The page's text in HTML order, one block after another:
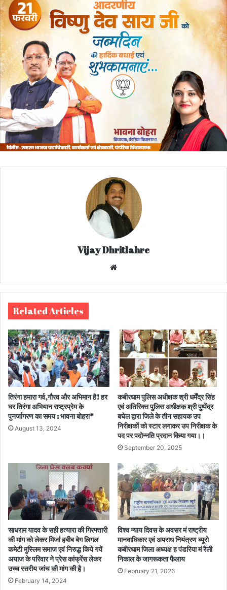
Vijay Dhritlahre
te
Related Articles
तिरंगा हमारा गर्व,गौरव और अभिमान है! हर
घर तिरंगा अभियान राष्ट्रप्रेम के
पुनर्जागरण का समय : भावना बोहरा*
August 13, 2024
कबीरधाम पुलिस अधीक्षक श्री धर्मेंद्र सिंह
एवं अतिरिक्त पुलिस अधीक्षक श्री पुष्पेंद्र
बघेल द्वारा जिले के तीन सहायक उप
निरीक्षकों को स्टार लगाकर उप निरीक्षक के
पद पर पदोन्नति प्रदान किया गया।।
September 20, 2025
साधराम यादव के सही हत्यारा की गिरफ्तारी
की मांग को लेकर मिर्जा हबीब बेग लिगल
कमेटी मुस्लिम समाज एवं निरुद्ध किये गयें
अयाज के परिवार ने प्रेस कांफ्रेंस लेकर
उच्च स्तरीय जांच की मांग की है।
February 14, 2024
विश्व न्याय दिवस के अवसर मं राष्ट्रीय
मानवाधिकार एवं अपराध नियंत्रण ब्यूरो
कबीरधाम जिला अध्यक्ष ह पंडरिया मं रैली
निकाल के जागरूकता फैलाय
February 21, 2026